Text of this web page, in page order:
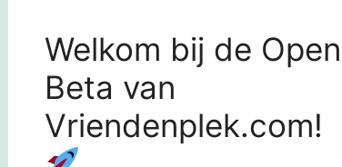
Welkom bij de Open
Beta van
Vriendenplek.com!